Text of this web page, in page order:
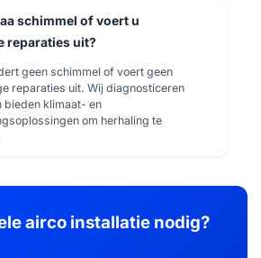
schimmel of voert u
reparaties uit?
geen schimmel of voert geen
reparaties uit. Wij diagnosticeren
bieden klimaat- en
om herhaling te
airco installatie nodig?